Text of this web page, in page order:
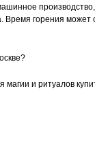
горения может
магии и ритуалов